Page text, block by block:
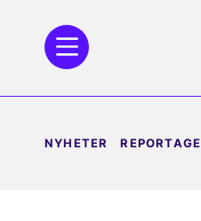
NYHETER REPORTAGE